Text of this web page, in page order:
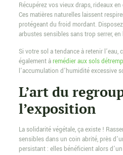
Récupérez vos vieux draps, rideaux
Ces matières naturelles laissent
protégeant du froid mordant.
arbustes sensibles sans trop serrer,
Si votre sol a tendance à retenir
également àremédier aux sols
l’accumulation d’humidité excessive
L’art du
l’exposition
La solidarité végétale, ça existe !
sensibles dans un coin abrité, près
persistant : elles bénéficient alors